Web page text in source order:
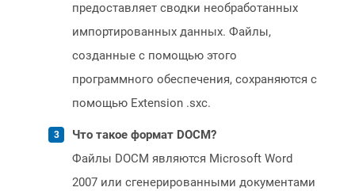
предоставляет сводки необработанных
импортированных данных. Файлы,
созданные с помощью этого
программного обеспечения, сохраняются с
помощью Extension .sxc.
Что такое формат DOCM?
Файлы DOCM являются Microsoft Word
2007 или сгенерированными документами